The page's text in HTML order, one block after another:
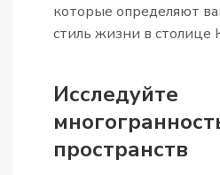
которые определяют
стиль жизни в столице
Исследуйте
пространств